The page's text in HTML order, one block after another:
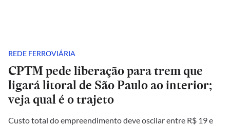
REDE FERROVIÁRIA
CPTM pede liberação para trem que
ligará litoral de São Paulo ao interior;
veja qual é o trajeto
Custo total do empreendimento deve oscilar entre R$ 19 e